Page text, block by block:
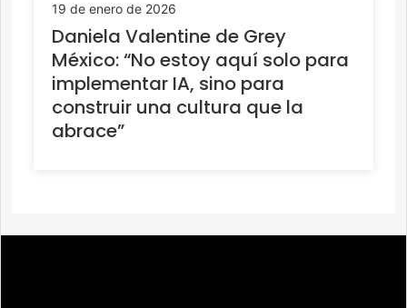
19 de enero de 2026
Daniela Valentine de Grey
México: “No estoy aquí solo para
implementar IA, sino para
construir una cultura que la
abrace”